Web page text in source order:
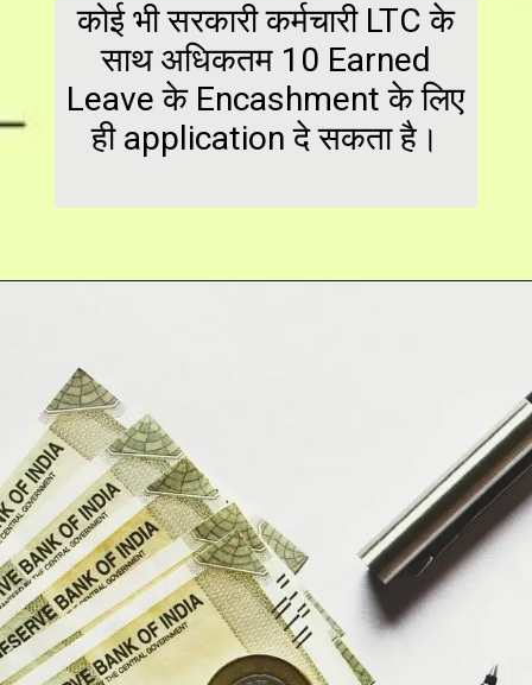
कोई भी सरकारी कर्मचारी LTC के
साथ अधिकतम 10 Earned
Leave के Encashment के लिए
ही application दे सकता है।